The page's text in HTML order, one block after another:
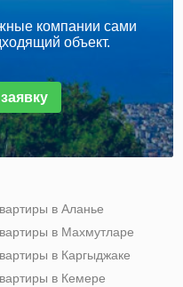
компании сами
объект.
в Аланье
в Махмутларе
в Каргыджаке
в Кемере